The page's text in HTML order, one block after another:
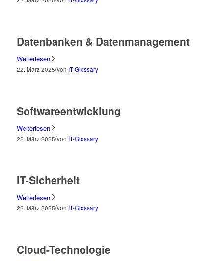
Datenbanken & Datenmanagement
Weiterlesen
22. März 2025/von IT-Glossary
Softwareentwicklung
Weiterlesen
22. März 2025/von IT-Glossary
IT-Sicherheit
Weiterlesen
22. März 2025/von IT-Glossary
Cloud-Technologie